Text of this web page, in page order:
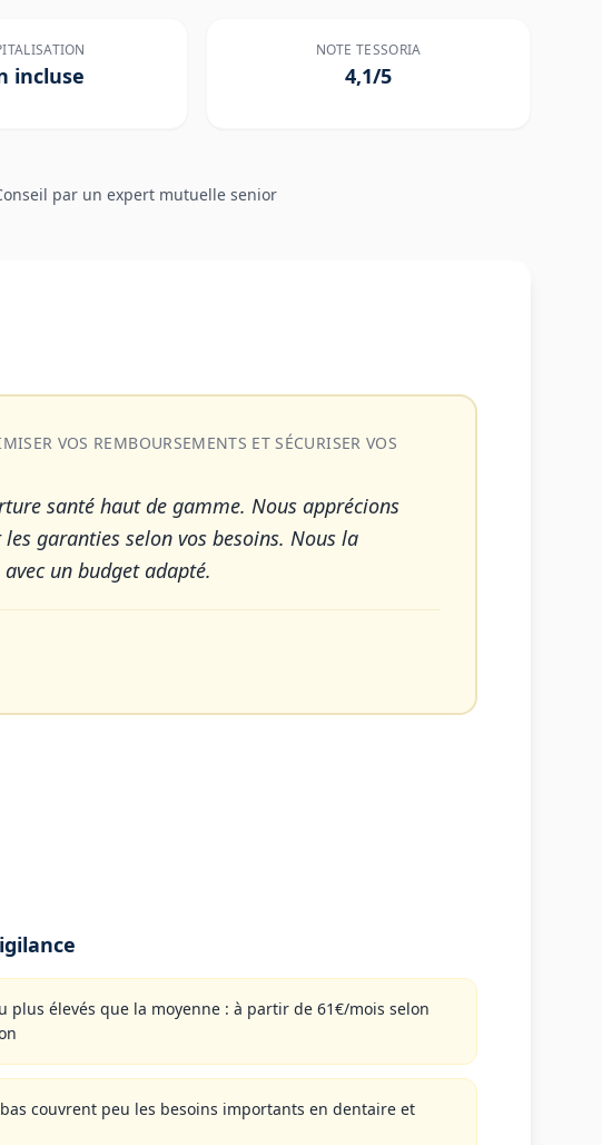
incluse
NOTE TESSORIA
4,1/5
par un expert mutuelle senior
VOS REMBOURSEMENTS ET SÉCURISER VOS
santé haut de gamme. Nous apprécions
garanties selon vos besoins. Nous la
un budget adapté.
plus élevés que la moyenne : à partir de 61€/mois selon
couvrent peu les besoins importants en dentaire et